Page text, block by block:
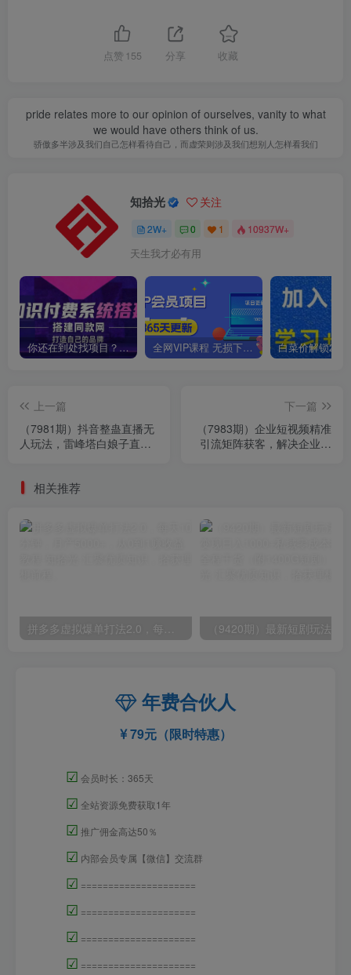
点赞 155 分享 收藏
pride relates more to our opinion of ourselves, vanity to what
we would have others think of us.
骄傲多半涉及我们自己怎样看待自己，而虚荣则涉及我们想别人怎样看我们
知拾光 关注
2W+ 0 1 10937W+
天生我才必有用
你还在到处找项目？还在当韭菜？我靠卖项目一个月收入5万+，曾经我也是个失败者。 全网VIP课程 无损下载~
上一篇
（7981期）抖音整蛊直播无
人玩法，雷峰塔白娘子直播
下一篇
（7983期）企业短视频精准
引流矩阵获客，解决企业获
相关推荐
年费合伙人
79元（限时特惠）
☑ 会员时长：365天
☑ 全站资源免费获取1年
☑ 推广佣金高达50％
☑ 内部会员专属【微信】交流群
☑ =====================
☑ =====================
☑ =====================
☑ =====================